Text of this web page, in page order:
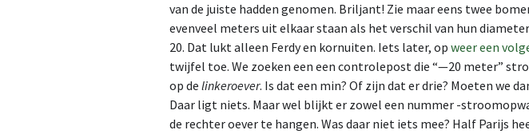
van de juiste hadden genomen. Briljant! Zie maar eens twee
evenveel meters uit elkaar staan als het verschil van hun
20. Dat lukt alleen Ferdy en kornuiten. Iets later, op weer een
twijfel toe. We zoeken een een controlepost die “—20 meter”
op de linkeroever. Is dat een min? Of zijn dat er drie? Moeten we
Daar ligt niets. Maar wel blijkt er zowel een nummer -
de rechter oever te hangen. Was daar niet iets mee? Half Parijs